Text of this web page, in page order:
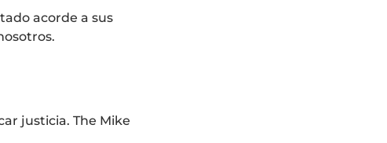
acorde a sus
justicia. The Mike